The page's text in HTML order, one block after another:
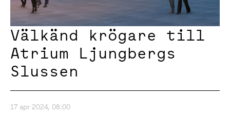
Välkänd krögare till
Atrium Ljungbergs
Slussen
17 apr 2024, 08:00